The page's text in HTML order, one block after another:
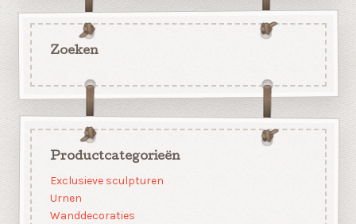
Zoeken
Productcategorieën
Exclusieve sculpturen
Urnen
Wanddecoraties